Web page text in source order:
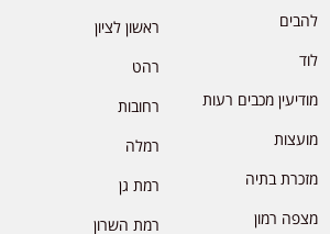
להבים
לוד
מודיעין מכבים רעות
מועצות
מזכרת בתיה
מצפה רמון
ראשון לציון
רהט
רחובות
רמלה
רמת גן
רמת השרון